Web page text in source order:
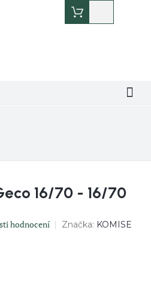
košík
16/70 - 16/70
hodnocení Značka: KOMISE